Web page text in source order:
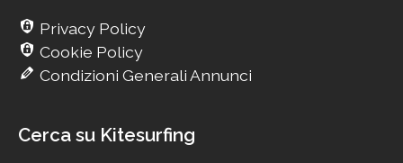
Privacy Policy
Cookie Policy
Condizioni Generali Annunci
Cerca su Kitesurfing